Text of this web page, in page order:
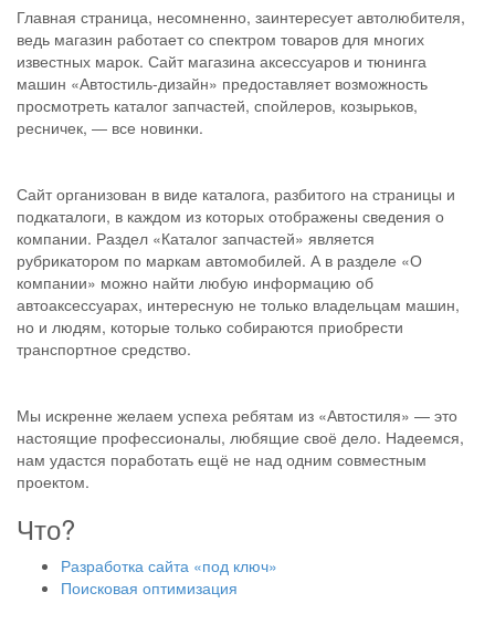
Главная страница, несомненно, заинтересует автолюбителя,
ведь магазин работает со спектром товаров для многих
известных марок. Сайт магазина аксессуаров и тюнинга
машин «Автостиль-дизайн» предоставляет возможность
просмотреть каталог запчастей, спойлеров, козырьков,
ресничек, ― все новинки.
Сайт организован в виде каталога, разбитого на страницы и
подкаталоги, в каждом из которых отображены сведения о
компании. Раздел «Каталог запчастей» является
рубрикатором по маркам автомобилей. А в разделе «О
компании» можно найти любую информацию об
автоаксессуарах, интересную не только владельцам машин,
но и людям, которые только собираются приобрести
транспортное средство.
Мы искренне желаем успеха ребятам из «Автостиля» — это
настоящие профессионалы, любящие своё дело. Надеемся,
нам удастся поработать ещё не над одним совместным
проектом.
Что?
Разработка сайта «под ключ»
Поисковая оптимизация